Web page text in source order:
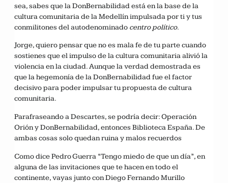
sea, sabes que la DonBernabilidad está en la base de la
cultura comunitaria de la Medellín impulsada por ti y tus
conmilitones del autodenominado centro político.
Jorge, quiero pensar que no es mala fe de tu parte cuando
sostienes que el impulso de la cultura comunitaria alivió la
violencia en la ciudad. Aunque la verdad demostrada es
que la hegemonía de la DonBernabilidad fue el factor
decisivo para poder impulsar tu propuesta de cultura
comunitaria.
Parafraseando a Descartes, se podría decir: Operación
Orión y DonBernabilidad, entonces Biblioteca España. De
ambas cosas solo quedan ruina y malos recuerdos
Como dice Pedro Guerra “Tengo miedo de que un día”, en
alguna de las invitaciones que te hacen en todo el
continente, vayas junto con Diego Fernando Murillo